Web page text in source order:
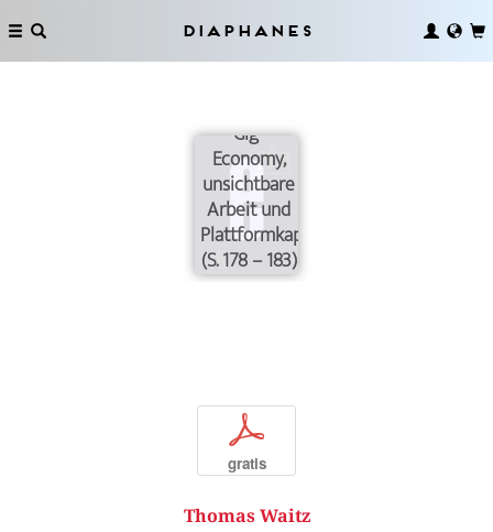
Diaphanes
Gig-
Economy,
unsichtbare
Arbeit und
Plattformkapitalismus
(S. 178 – 183)
p
gratis
Thomas Waitz